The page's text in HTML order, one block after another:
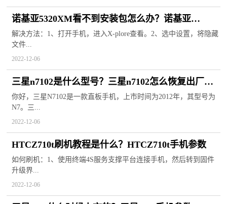
诺基亚5320XM看不到安装包怎么办？诺基亚
5320XM参数
解决方法：1、打开手机，进入X-plore查看。2、选中设置，将隐藏
文件...
2022-12-06
三星n7102是什么型号？三星n7102怎么恢复出厂设
置？
你好，三星N7102是一款直板手机，上市时间为2012年，其型号为
N7。三...
2022-12-06
HTCZ710t刷机教程是什么？HTCZ710t手机参数
如何刷机：1、使用终端4S服务支撑平台连接手机，然后转到固件
升级界...
2022-12-06